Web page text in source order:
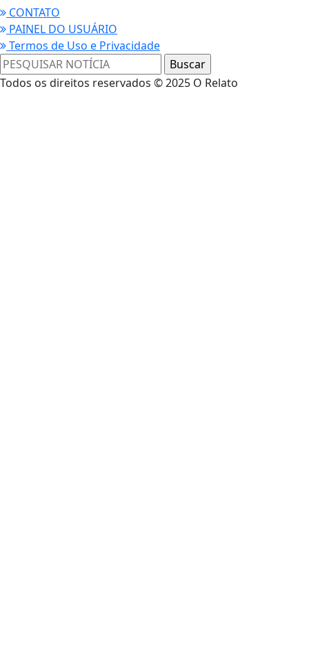
CONTATO
PAINEL DO USUÁRIO
Termos de Uso e Privacidade
Todos os direitos reservados © 2025 O Relato